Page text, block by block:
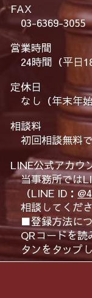
FAX
03-6369-3055
営業時間
24時間（平日
定休日
なし（年末年
相談料
初回相談無料
LINE公式アカウ
当事務所では
（LINE ID：
相談してくださ
■登録方法に
QRコードを読
タンをタップ